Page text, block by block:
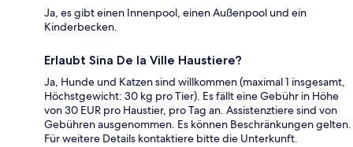
Ja, es gibt einen Innenpool, einen Außenpool und ein
Kinderbecken.
Erlaubt Sina De la Ville Haustiere?
Ja, Hunde und Katzen sind willkommen (maximal 1 insgesamt,
Höchstgewicht: 30 kg pro Tier). Es fällt eine Gebühr in Höhe
von 30 EUR pro Haustier, pro Tag an. Assistenztiere sind von
Gebühren ausgenommen. Es können Beschränkungen gelten.
Für weitere Details kontaktiere bitte die Unterkunft.